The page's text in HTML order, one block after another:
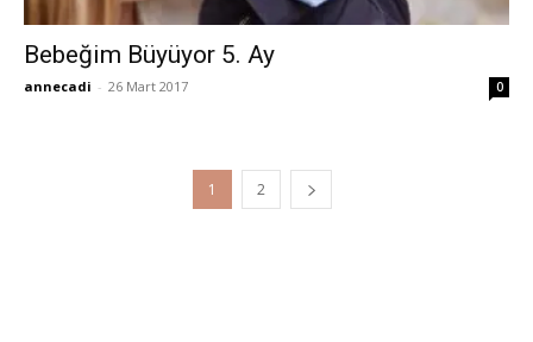
Bebeğim Büyüyor 5. Ay
annecadi - 26 Mart 2017 0
1 2